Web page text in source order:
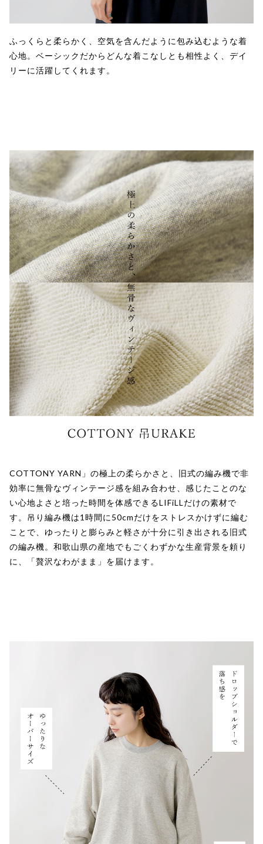
ふっくらと柔らかく、空気を含んだように包み込むような着
心地。ベーシックだからどんな着こなしとも相性よく、デイ
リーに活躍してくれます。
COTTONY YARN」の極上の柔らかさと、旧式の編み機で非
効率に無骨なヴィンテージ感を組み合わせ、感じたことのな
い心地よさと培った時間を体感できるLIFiLLだけの素材で
す。吊り編み機は1時間に50cmだけをストレスかけずに編む
ことで、ゆったりと膨らみと軽さが十分に引き出される旧式
の編み機。和歌山県の産地でもごくわずかな生産背景を頼り
に、「贅沢なわがまま」を届けます。